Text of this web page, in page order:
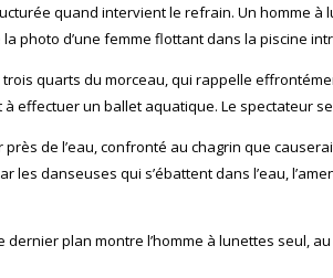
quand intervient le refrain. Un homme
photo d’une femme flottant dans la piscine
quarts du morceau, qui rappelle
à effectuer un ballet aquatique. Le spectateur
près de l’eau, confronté au chagrin que
les danseuses qui s’ébattent dans l’eau,
plan montre l’homme à lunettes seul,